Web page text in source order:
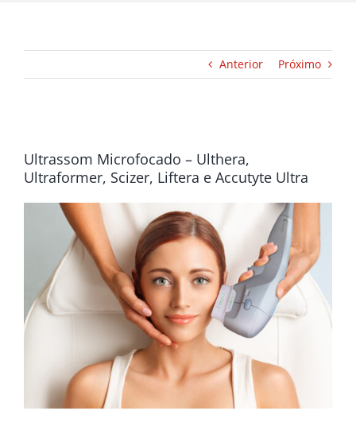
Anterior Próximo
Larger
Image
Ultrassom Microfocado – Ulthera,
Ultraformer, Scizer, Liftera e Accutyte Ultra